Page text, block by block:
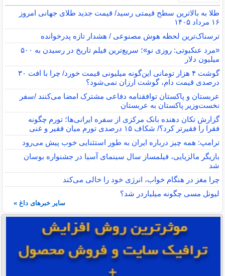
طلا به بالاترین سطح قیمتی رسید/ قیمت جدید طلای جهانی امروز
۱۶ مرداد ۱۴۰۵
ترسناک‌ترین لحظه هوش مصنوعی / هشدار تازه پدرخوانده
«مرد عنکبوتی: روزی نو»؛ سریع‌ترین فیلم تاریخ در رسیدن به ۵۰۰
میلیون دلار
گوشت ۴ هزار تومانی این‌گونه میلیونی قیمت خورد/ چرا با افت ۳۰
درصدی قیمت دام، گوشت ارزان نمی‌شود؟
عربستان و پاکستان توافقنامه دفاعی مشترک امضا می‌کنند /سفر
نخست‌وزیر پاکستان به عربستان
گزارش تکان‌ دهنده بانک مرکزی از سفره ایرانی‌ها؛ تورم چگونه
فقرا را فقیرتر کرد؟/ شکاف ۱۵ درصدی تورم میان فقیر و غنی
ترامپ: همه چیز درباره ایران به طور استثنایی خوب پیش می‌رود
بازیگر مالزیایی، فیلمساز سال سینمای آسیا در جشنواره بوسان
شد
چرا مغز در هنگام خواب، انرژی خود را خالی می‌کند
لیونل مسی چگونه میلیاردر شد؟
سایر خبرهای داغ »